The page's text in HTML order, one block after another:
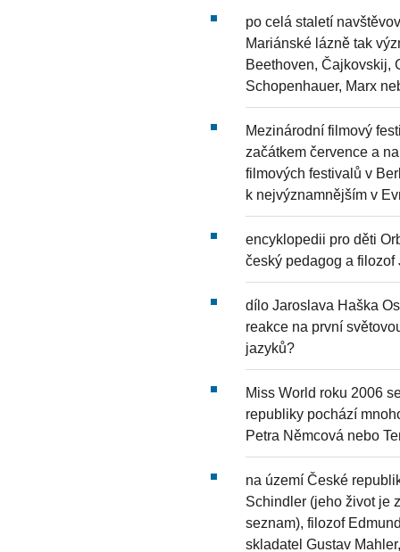
po celá staletí
Mariánské lázně tak
Beethoven, Čajkovskij,
Schopenhauer, Marx
Mezinárodní filmový
začátkem července a
filmových festivalů v
k nejvýznamnějším v
encyklopedii pro děti
český pedagog a
dílo Jaroslava Haška
reakce na první
jazyků?
Miss World roku 2006
republiky pochází
Petra Němcová nebo
na území České
Schindler (jeho život je
seznam), filozof
skladatel Gustav